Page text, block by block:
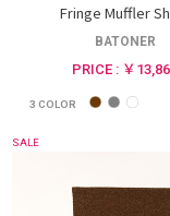
Fringe Muffler
BATONER
PRICE : ￥
3 COLOR
SALE